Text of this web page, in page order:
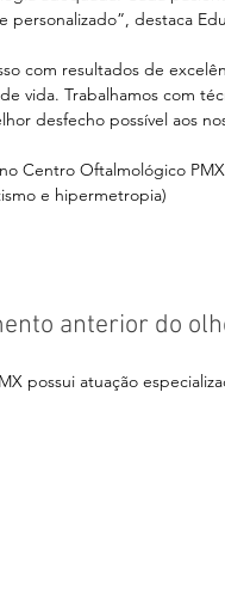
destaca
com resultados de
vida. Trabalhamos com
desfecho possível aos
Centro Oftalmológico
e hipermetropia)
anterior do
possui atuação